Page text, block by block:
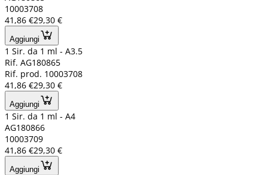
10003708
41,86 €29,30 €
Aggiungi
1 Sir. da 1 ml - A3.5
Rif. AG180865
Rif. prod. 10003708
41,86 €29,30 €
Aggiungi
1 Sir. da 1 ml - A4
AG180866
10003709
41,86 €29,30 €
Aggiungi